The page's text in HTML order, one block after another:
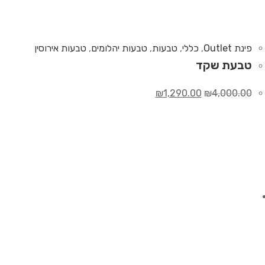
פינת Outlet , כללי, טבעות, טבעות יהלומים, טבעות אירוסין
טבעת שקד
₪4,000.00
₪1,290.00